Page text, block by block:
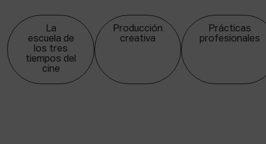
La
escuela de
los tres
tiempos del
cine
Producción
creativa
Prácticas
profesionales